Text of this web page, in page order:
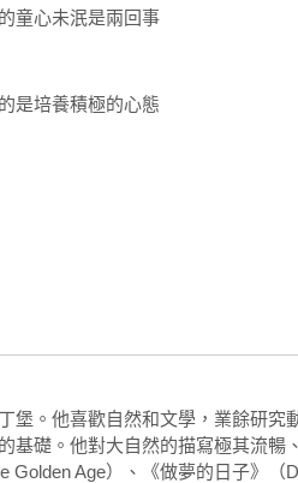
教你怎樣引導孩子走出自我中心
相處……。
心深處那顆渴望冒險與探索的種
河中，幸好被河鼠救起。蛤蟆不
童心未泯是兩回事
是培養積極的心態
尊重
影響
堡。他喜歡自然和文學，業餘研究
基礎。他對大自然的描寫極其流暢
Golden Age）、《做夢的日子》（